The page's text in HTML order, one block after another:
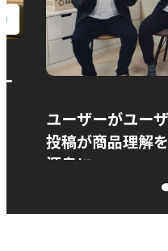
ユーザーがユー
投稿が商品理解
源泉に